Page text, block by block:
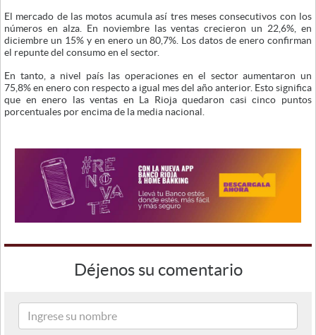
El mercado de las motos acumula así tres meses consecutivos con los
números en alza. En noviembre las ventas crecieron un 22,6%, en
diciembre un 15% y en enero un 80,7%. Los datos de enero confirman
el repunte del consumo en el sector.
En tanto, a nivel país las operaciones en el sector aumentaron un
75,8% en enero con respecto a igual mes del año anterior. Esto significa
que en enero las ventas en La Rioja quedaron casi cinco puntos
porcentuales por encima de la media nacional.
Déjenos su comentario